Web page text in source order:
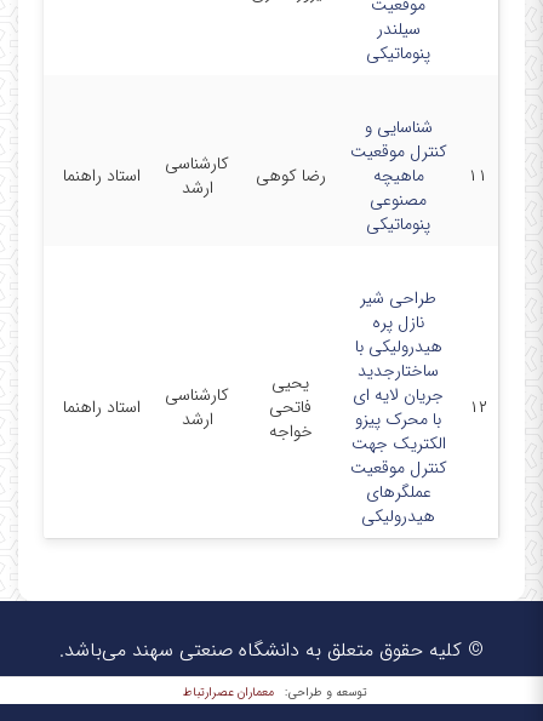
سیلندر
پنوماتیکی
۱۱
شناسایی و
کنترل موقعیت
ماهیچه
مصنوعی
پنوماتیکی
رضا کوهی
کارشناسی
ارشد
استاد راهنما
۱۲
طراحی شیر
نازل پره
هیدرولیکی با
ساختارجدید
جریان لایه ای
با محرک پیزو
الکتریک جهت
کنترل موقعیت
عملگرهای
هیدرولیکی
یحیی
فاتحی
خواجه
کارشناسی
ارشد
استاد راهنما
© کلیه حقوق متعلق به دانشگاه صنعتی سهند می‌باشد.
توسعه و طراحی: معماران عصر‌ارتباط